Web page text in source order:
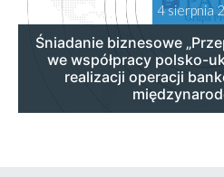
4 sierpnia
Śniadanie biznesowe
we współpracy polsko-
realizacji operacji